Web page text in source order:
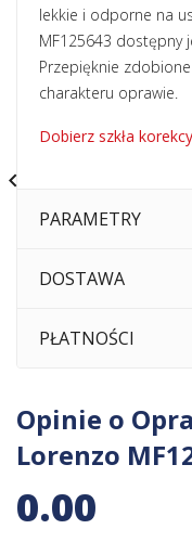
PARAMETRY
DOSTAWA
PŁATNOŚCI
lekkie i odporne na
MF125643 dostępny
Przepięknie
charakteru oprawie.
Dobierz szkła
Opinie o
Lorenzo
0.00
